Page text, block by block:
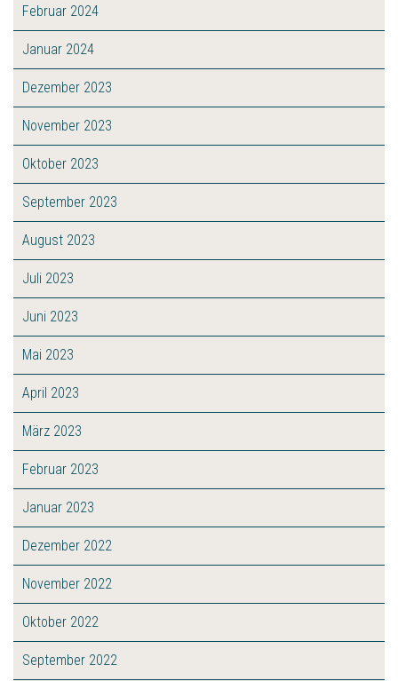
Februar 2024
Januar 2024
Dezember 2023
November 2023
Oktober 2023
September 2023
August 2023
Juli 2023
Juni 2023
Mai 2023
April 2023
März 2023
Februar 2023
Januar 2023
Dezember 2022
November 2022
Oktober 2022
September 2022